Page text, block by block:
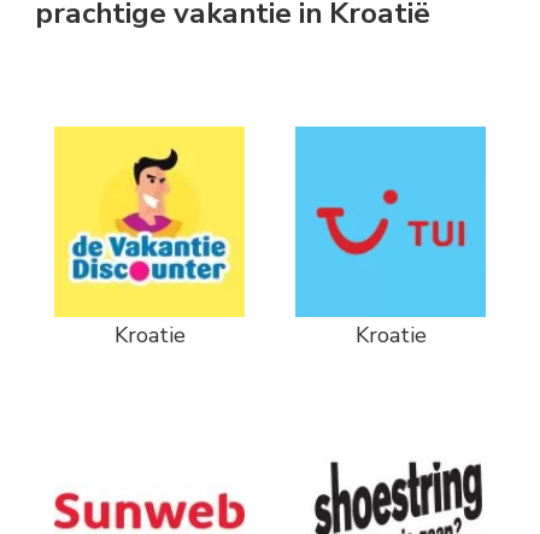
prachtige vakantie in Kroatië
Kroatie Kroatie